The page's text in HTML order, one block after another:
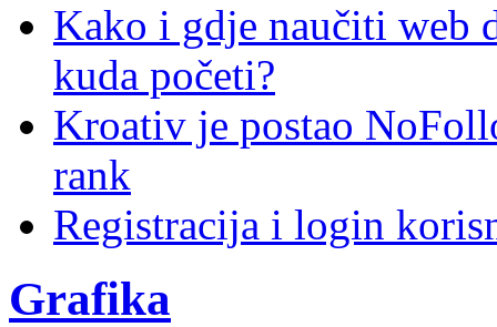
Kako i gdje naučiti web
kuda početi?
Kroativ je postao
rank
Registracija i login
Grafika